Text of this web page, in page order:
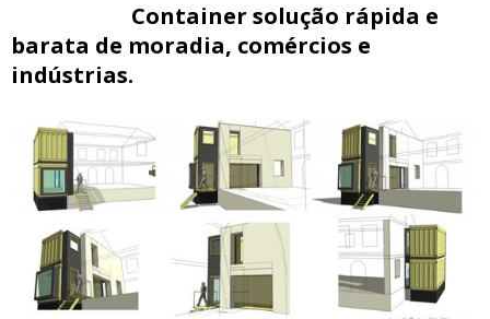
Container solução rápida e
barata de moradia, comércios e
indústrias.